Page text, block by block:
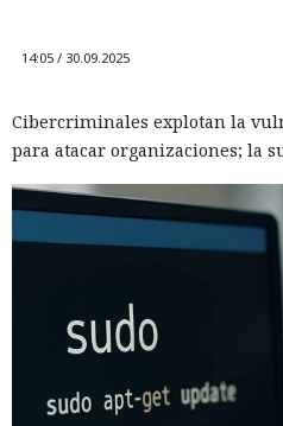
14:05 / 30.09.2025
Cibercriminales explotan la
para atacar organizaciones; la